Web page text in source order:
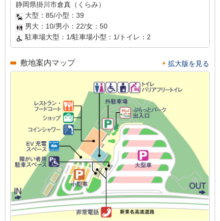
静岡県掛川市倉真（くらみ）
大型：85/小型：39
男大：10/男小：22/女：50
駐車場大型：1/駐車場小型：1/トイレ：2
敷地案内マップ 拡大版を見る